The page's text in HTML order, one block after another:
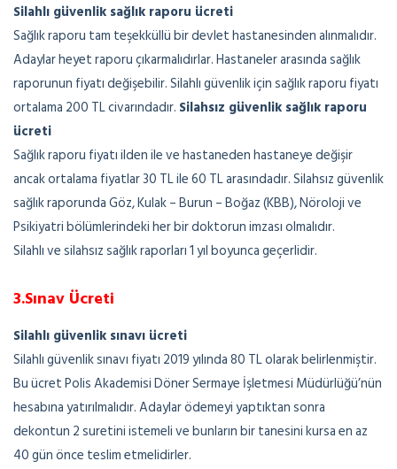
Silahlı güvenlik sağlık raporu ücreti
Sağlık raporu tam teşekküllü bir devlet hastanesinden alınmalıdır.
Adaylar heyet raporu çıkarmalıdırlar. Hastaneler arasında sağlık
raporunun fiyatı değişebilir. Silahlı güvenlik için sağlık raporu fiyatı
ortalama 200 TL civarındadır. Silahsız güvenlik sağlık raporu
ücreti
Sağlık raporu fiyatı ilden ile ve hastaneden hastaneye değişir
ancak ortalama fiyatlar 30 TL ile 60 TL arasındadır. Silahsız güvenlik
sağlık raporunda Göz, Kulak – Burun – Boğaz (KBB), Nöroloji ve
Psikiyatri bölümlerindeki her bir doktorun imzası olmalıdır.
Silahlı ve silahsız sağlık raporları 1 yıl boyunca geçerlidir.
3.Sınav Ücreti
Silahlı güvenlik sınavı ücreti
Silahlı güvenlik sınavı fiyatı 2019 yılında 80 TL olarak belirlenmiştir.
Bu ücret Polis Akademisi Döner Sermaye İşletmesi Müdürlüğü’nün
hesabına yatırılmalıdır. Adaylar ödemeyi yaptıktan sonra
dekontun 2 suretini istemeli ve bunların bir tanesini kursa en az
40 gün önce teslim etmelidirler.